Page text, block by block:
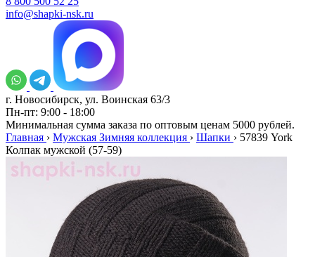
info@shapki-nsk.ru
г. Новосибирск, ул. Воинская 63/3
Пн-пт: 9:00 - 18:00
Минимальная сумма заказа по оптовым ценам 5000 рублей.
Главная › Мужская Зимняя коллекция › Шапки › 57839 York
Колпак мужской (57-59)